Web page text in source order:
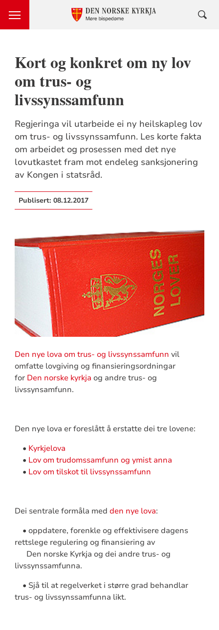
Kort og konkret om ny lov
om trus- og
livssynssamfunn
Regjeringa vil utarbeide ei ny heilskapleg lov
om trus- og livssynssamfunn. Les korte fakta
om arbeidet og prosessen med det nye
lovutkastet fram mot endeleg sanksjonering
av Kongen i statsråd.
Publisert: 08.12.2017
Den nye lova om trus- og livssynssamfunn vil
omfatte lovgiving og finansieringsordningar
for Den norske kyrkja og andre trus- og
livssynsamfunn.
Den nye lova er foreslått å erstatte dei tre lovene:
• Kyrkjelova
• Lov om trudomssamfunn og ymist anna
• Lov om tilskot til livssynssamfunn
Dei sentrale formåla med den nye lova:
• oppdatere, forenkle og effektivisere dagens
rettslege regulering og finansiering av
Den norske Kyrkja og dei andre trus- og
livssynssamfunna.
• Sjå til at regelverket i større grad behandlar
trus- og livssynssamfunna likt.